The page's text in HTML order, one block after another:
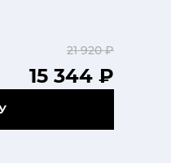
21 920 ₽
15 344 ₽